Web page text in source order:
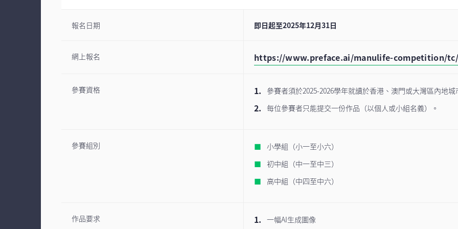
報名日期 即日起至2025年12月31日
網上報名 https://www.preface.ai/manulife-competition/tc/
參賽資格
參賽者須於2025-2026學年就讀於香港、澳門或大灣區內地
每位參賽者只能提交一份作品（以個人或小組名義）。
參賽組別
小學組（小一至小六）
初中組（中一至中三）
高中組（中四至中六）
作品要求
一幅AI生成圖像